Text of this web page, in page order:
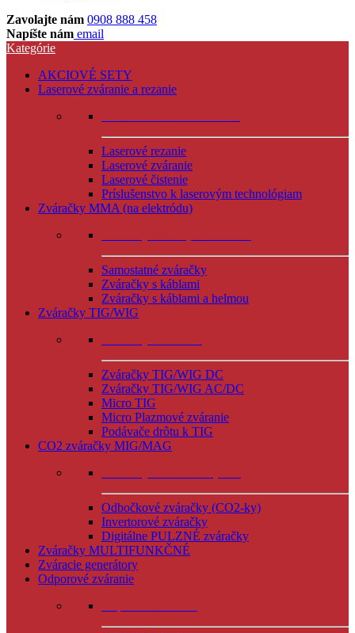
Zavolajte nám 0908 888 458
Napíšte nám email
Kategórie
AKCIOVÉ SETY
Laserové zváranie a rezanie
Laserové rezanie
Laserové zváranie
Laserové čistenie
Príslušenstvo k laserovým technológiam
Zváračky MMA (na elektródu)
Samostatné zváračky
Zváračky s káblami
Zváračky s káblami a helmou
Zváračky TIG/WIG
Zváračky TIG/WIG DC
Zváračky TIG/WIG AC/DC
Micro TIG
Micro Plazmové zváranie
Podávače drôtu k TIG
CO2 zváračky MIG/MAG
Odbočkové zváračky (CO2-ky)
Invertorové zváračky
Digitálne PULZNÉ zváračky
Zváračky MULTIFUNKČNÉ
Zváracie generátory
Odporové zváranie